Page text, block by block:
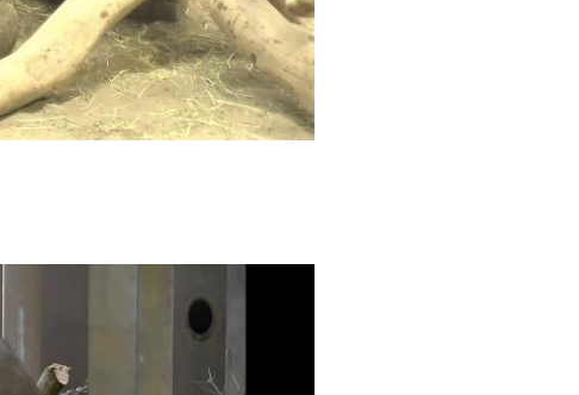
SEARCH
検索する
LOCAL
ローカルエリア